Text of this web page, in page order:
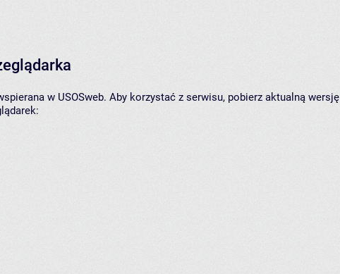
w USOSweb. Aby korzystać z serwisu, pobierz aktualną wersję